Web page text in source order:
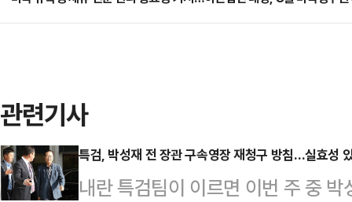
관련기사
특검, 박성재 전 장관 구속영장 재청구 방침…실효성
내란 특검팀이 이르면 이번 주 중